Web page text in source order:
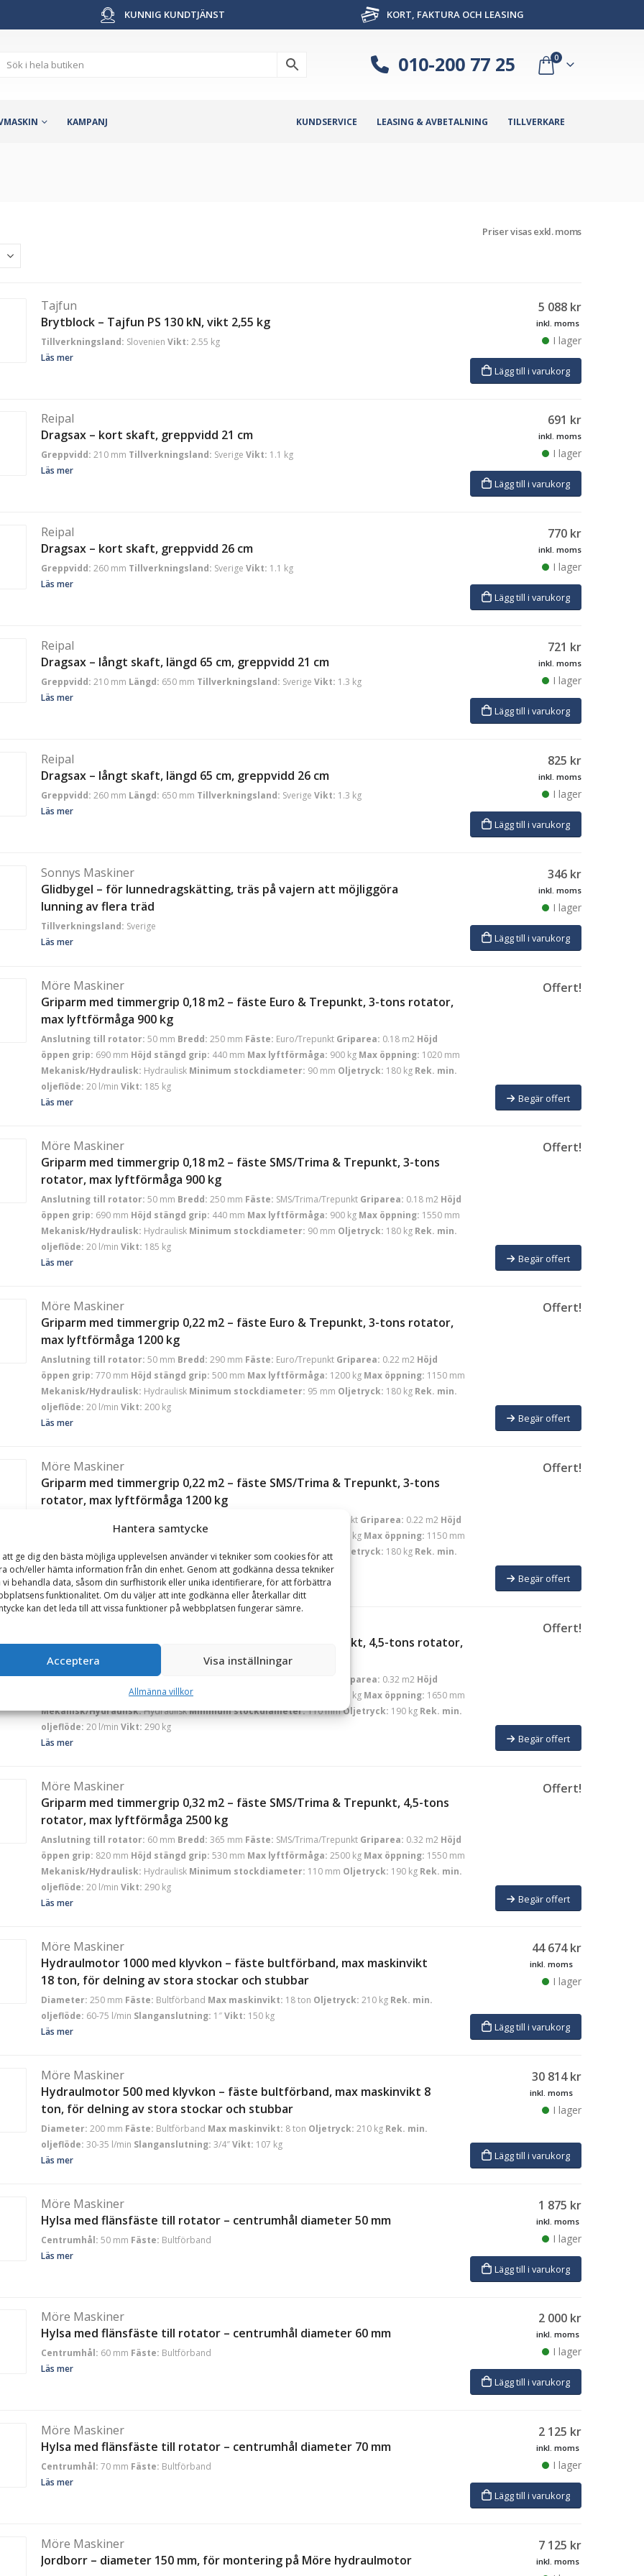
Hantera samtycke
att ge dig den bästa möjliga upplevelsen använder vi tekniker som cookies för att
och/eller hämta information från din enhet. Genom att godkänna dessa tekniker
vi behandla data, såsom din surfhistorik eller unika identifierare, för att förbättra
funktionalitet. Om du väljer att inte godkänna eller återkallar ditt
kan det leda till att vissa funktioner på webbplatsen fungerar sämre.
Acceptera Visa inställningar
Allmänna villkor
KUNNIG KUNDTJÄNST KORT, FAKTURA OCH LEASING
010-200 77 25 0
KAMPANJ KUNDSERVICE LEASING & AVBETALNING TILLVERKARE
Priser visas exkl. moms
Tajfun
Brytblock – Tajfun PS 130 kN, vikt 2,55 kg
Tillverkningsland: Slovenien Vikt: 2.55 kg
Läs mer
5 088 kr
inkl. moms
I lager
Lägg till i varukorg
Reipal
Dragsax – kort skaft, greppvidd 21 cm
Greppvidd: 210 mm Tillverkningsland: Sverige Vikt: 1.1 kg
Läs mer
691 kr
inkl. moms
I lager
Lägg till i varukorg
Reipal
Dragsax – kort skaft, greppvidd 26 cm
Greppvidd: 260 mm Tillverkningsland: Sverige Vikt: 1.1 kg
Läs mer
770 kr
inkl. moms
I lager
Lägg till i varukorg
Reipal
Dragsax – långt skaft, längd 65 cm, greppvidd 21 cm
Greppvidd: 210 mm Längd: 650 mm Tillverkningsland: Sverige Vikt: 1.3 kg
Läs mer
721 kr
inkl. moms
I lager
Lägg till i varukorg
Reipal
Dragsax – långt skaft, längd 65 cm, greppvidd 26 cm
Greppvidd: 260 mm Längd: 650 mm Tillverkningsland: Sverige Vikt: 1.3 kg
Läs mer
825 kr
inkl. moms
I lager
Lägg till i varukorg
Sonnys Maskiner
Glidbygel – för lunnedragskätting, träs på vajern att möjliggöra
lunning av flera träd
Tillverkningsland: Sverige
Läs mer
346 kr
inkl. moms
I lager
Lägg till i varukorg
Möre Maskiner
Griparm med timmergrip 0,18 m2 – fäste Euro & Trepunkt, 3-tons rotator,
max lyftförmåga 900 kg
Anslutning till rotator: 50 mm Bredd: 250 mm Fäste: Euro/Trepunkt Griparea: 0.18 m2 Höjd
öppen grip: 690 mm Höjd stängd grip: 440 mm Max lyftförmåga: 900 kg Max öppning: 1020 mm
Mekanisk/Hydraulisk: Hydraulisk Minimum stockdiameter: 90 mm Oljetryck: 180 kg Rek. min.
oljeflöde: 20 l/min Vikt: 185 kg
Läs mer
Offert!
Begär offert
Möre Maskiner
Griparm med timmergrip 0,18 m2 – fäste SMS/Trima & Trepunkt, 3-tons
rotator, max lyftförmåga 900 kg
Anslutning till rotator: 50 mm Bredd: 250 mm Fäste: SMS/Trima/Trepunkt Griparea: 0.18 m2 Höjd
öppen grip: 690 mm Höjd stängd grip: 440 mm Max lyftförmåga: 900 kg Max öppning: 1550 mm
Mekanisk/Hydraulisk: Hydraulisk Minimum stockdiameter: 90 mm Oljetryck: 180 kg Rek. min.
oljeflöde: 20 l/min Vikt: 185 kg
Läs mer
Offert!
Begär offert
Möre Maskiner
Griparm med timmergrip 0,22 m2 – fäste Euro & Trepunkt, 3-tons rotator,
max lyftförmåga 1200 kg
Anslutning till rotator: 50 mm Bredd: 290 mm Fäste: Euro/Trepunkt Griparea: 0.22 m2 Höjd
öppen grip: 770 mm Höjd stängd grip: 500 mm Max lyftförmåga: 1200 kg Max öppning: 1150 mm
Mekanisk/Hydraulisk: Hydraulisk Minimum stockdiameter: 95 mm Oljetryck: 180 kg Rek. min.
oljeflöde: 20 l/min Vikt: 200 kg
Läs mer
Offert!
Begär offert
Möre Maskiner
Griparm med timmergrip 0,22 m2 – fäste SMS/Trima & Trepunkt, 3-tons
rotator, max lyftförmåga 1200 kg
SMS/Trima/Trepunkt Griparea: 0.22 m2 Höjd
770 mm Höjd stängd grip: 1200 kg Max öppning: 1150 mm
Mekanisk/Hydraulisk:
Hydraulisk Minimum stockdiameter: 95 mm Oljetryck: 180 kg Rek. min.
oljeflöde:20 l/min Vikt: 200 kg
Läs mer
Offert!
Begär offert
Griparm med timmergrip 0,32 m2 – fäste Euro & Trepunkt, 4,5-tons rotator,
max lyftförmåga 2500 kg
Anslutning till rotator:60 mm Griparea: 0.32 m2 Höjd
Höjd stängd grip: 2500 kg Max öppning: 1650 mm
Mekanisk/Hydraulisk:HydrauliskMinimum stockdiameter:110 mmOljetryck: 190 kg Rek. min.
oljeflöde: 20 l/min Vikt: 290 kg
Läs mer
Offert!
Begär offert
Möre Maskiner
Griparm med timmergrip 0,32 m2 – fäste SMS/Trima & Trepunkt, 4,5-tons
rotator, max lyftförmåga 2500 kg
Anslutning till rotator: 60 mm Bredd: 365 mm Fäste: SMS/Trima/Trepunkt Griparea: 0.32 m2 Höjd
öppen grip: 820 mm Höjd stängd grip: 530 mm Max lyftförmåga: 2500 kg Max öppning: 1550 mm
Mekanisk/Hydraulisk: Hydraulisk Minimum stockdiameter: 110 mm Oljetryck: 190 kg Rek. min.
oljeflöde: 20 l/min Vikt: 290 kg
Läs mer
Offert!
Begär offert
Möre Maskiner
Hydraulmotor 1000 med klyvkon – fäste bultförband, max maskinvikt
18 ton, för delning av stora stockar och stubbar
Diameter: 250 mm Fäste: Bultförband Max maskinvikt: 18 ton Oljetryck: 210 kg Rek. min.
oljeflöde: 60-75 l/min Slanganslutning: 1″Vikt: 150 kg
Läs mer
44 674kr
inkl. moms
I lager
Lägg till i varukorg
Möre Maskiner
Hydraulmotor 500 med klyvkon – fäste bultförband, max maskinvikt 8
ton, för delning av stora stockar och stubbar
Diameter: 200 mm Fäste: Bultförband Max maskinvikt: 8 ton Oljetryck: 210 kg Rek. min.
oljeflöde: 30-35 l/min Slanganslutning: 3/4″Vikt: 107 kg
Läs mer
30 814kr
inkl. moms
I lager
Lägg till i varukorg
Möre Maskiner
Hylsa med flänsfäste till rotator – centrumhål diameter 50 mm
Centrumhål: 50 mm Fäste: Bultförband
Läs mer
1 875 kr
inkl. moms
I lager
Lägg till i varukorg
Möre Maskiner
Hylsa med flänsfäste till rotator – centrumhål diameter 60 mm
Centrumhål: 60 mm Fäste: Bultförband
Läs mer
2 000 kr
inkl. moms
I lager
Lägg till i varukorg
Möre Maskiner
Hylsa med flänsfäste till rotator – centrumhål diameter 70 mm
Centrumhål: 70 mm Fäste: Bultförband
Läs mer
2 125 kr
inkl. moms
I lager
Lägg till i varukorg
Möre Maskiner
Jordborr – diameter 150 mm, för montering på Möre hydraulmotor
7 125 kr
inkl. moms